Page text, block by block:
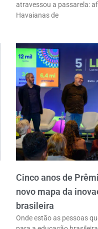
atravessou a passarela:
Havaianas de
Cinco anos de
novo mapa da
brasileira
Onde estão as pessoas